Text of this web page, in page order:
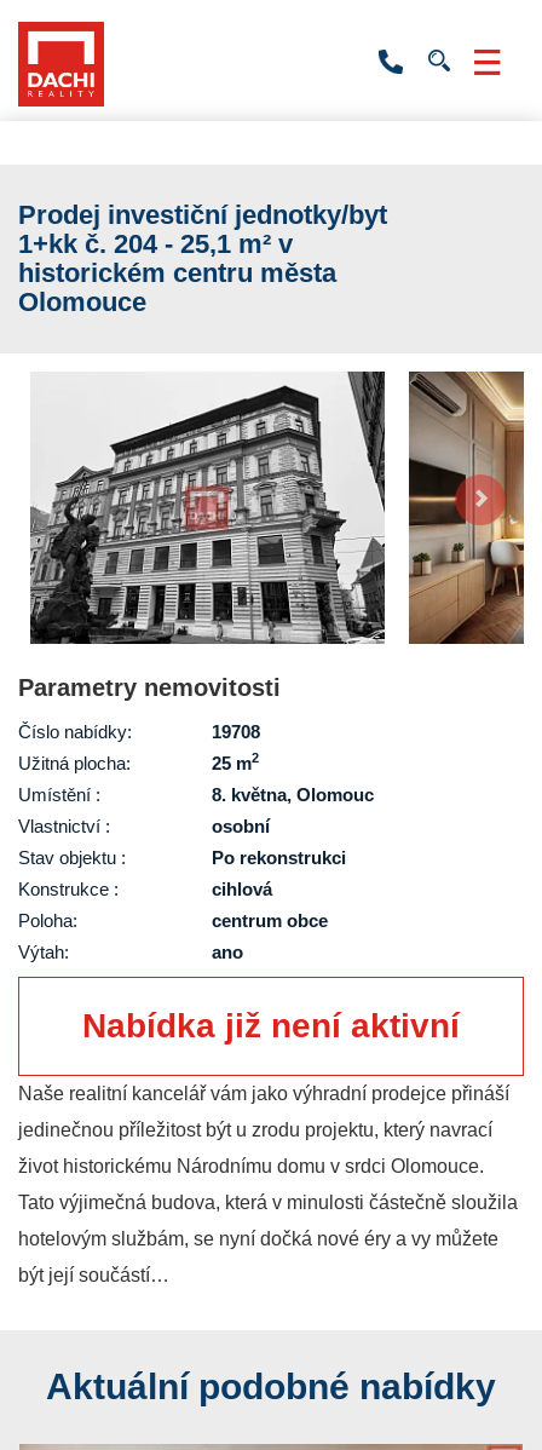
+420
Prodej investiční jednotky/byt
1+kk č. 204 - 25,1 m² v
historickém centru města
Olomouce
Naše realitní kancelář vám jako výhradní prodejce přináší
jedinečnou příležitost být u zrodu projektu, který navrací
život historickému Národnímu domu v srdci Olomouce.
Tato výjimečná budova, která v minulosti částečně sloužila
hotelovým službám, se nyní dočká nové éry a vy můžete
být její součástí…
Nabídka již není aktivní
Parametry nemovitosti
Číslo nabídky:
19708
Užitná plocha:
25 m2
Umístění :
8. května, Olomouc
Vlastnictví :
osobní
Stav objektu :
Po rekonstrukci
Konstrukce :
cihlová
Poloha:
centrum obce
Výtah:
ano
Aktuální podobné nabídky